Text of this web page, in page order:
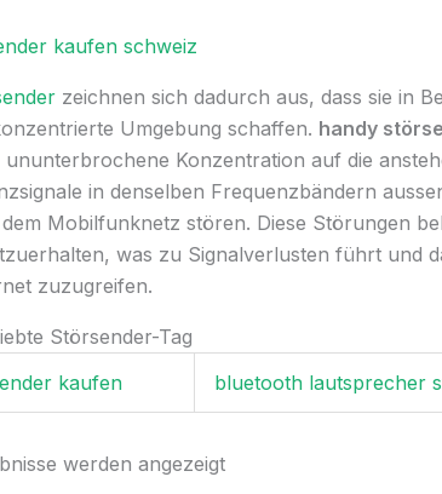
kaufen schweiz
zeichnen sich dadurch aus, dass sie in
Umgebung schaffen. handy
ununterbrochene Konzentration auf die
in denselben Frequenzbändern
Mobilfunknetz stören. Diese Störungen
was zu Signalverlusten führt und
zuzugreifen.
Störsender-Tag
kaufen
bluetooth lautsprecher
werden angezeigt